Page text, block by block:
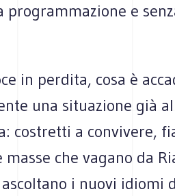
programmazione e
in perdita, cosa è
una situazione già
costretti a convivere,
che vagano da
i nuovi idiomi